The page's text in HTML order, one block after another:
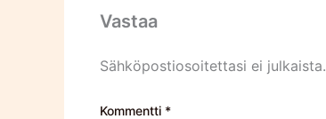
Vastaa
Sähköpostiosoitettasi ei julkaista.
Kommentti *